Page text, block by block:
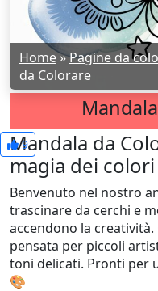
Home»Pagine da
da Colorare
9
Mandala da
magia dei colori
Benvenuto nel nostro
trascinare da cerchi e
accendono la
pensata per piccoli
toni delicati. Pronti per
🎨